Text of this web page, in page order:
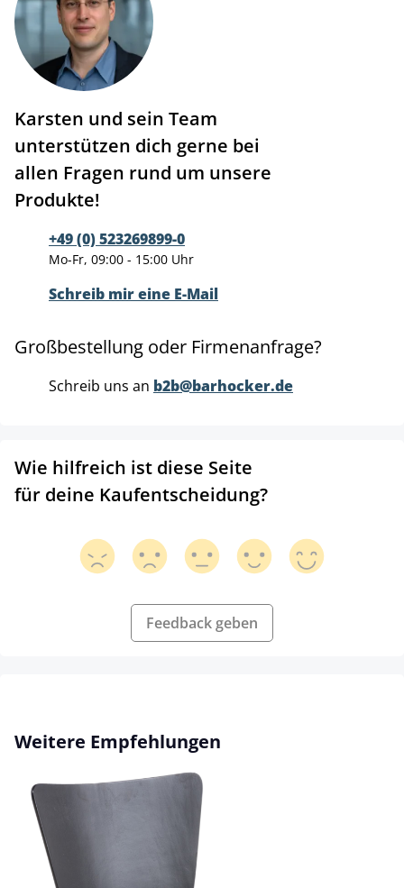
Karsten und sein Team
unterstützen dich gerne bei
allen Fragen rund um unsere
Produkte!
+49 (0) 523269899-0
Mo-Fr, 09:00 - 15:00 Uhr
Schreib mir eine E-Mail
Großbestellung oder Firmenanfrage?
Schreib uns an b2b@barhocker.de
Wie hilfreich ist diese Seite
für deine Kaufentscheidung?
Feedback geben
Produktgalerie überspringen
Weitere Empfehlungen